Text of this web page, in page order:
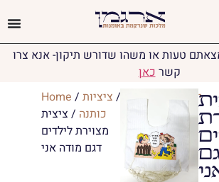
טעות או משהו שדורש תיקון- אנא צרו
קשרכאן
Home / יודאיקה ציציות / ציציות
כותנה / ציצית
מצוירת לילדים
דגם מודה אני